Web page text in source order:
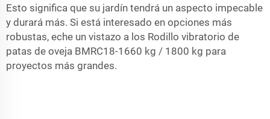
Esto significa que su jardín tendrá un aspecto impecable
y durará más. Si está interesado en opciones más
robustas, eche un vistazo a los Rodillo vibratorio de
patas de oveja BMRC18-1660 kg / 1800 kg para
proyectos más grandes.